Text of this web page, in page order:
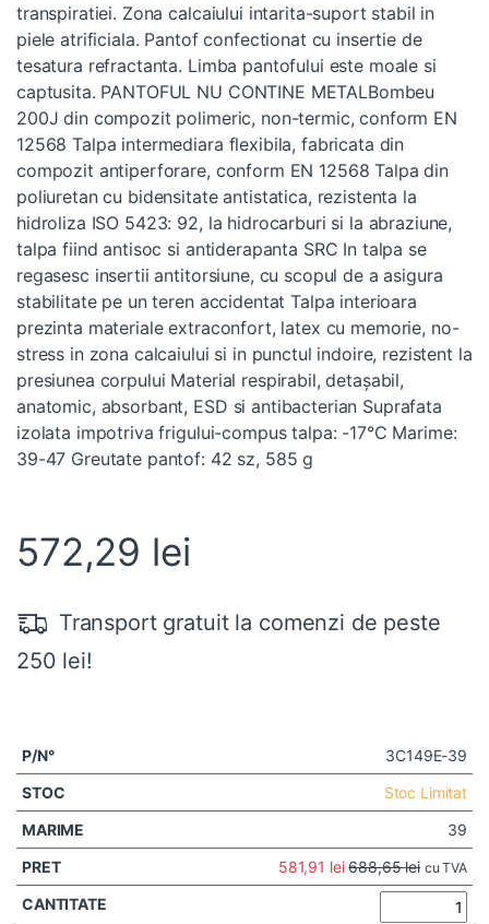
transpiratiei. Zona calcaiului intarita-suport stabil in
piele atrificiala. Pantof confectionat cu insertie de
tesatura refractanta. Limba pantofului este moale si
captusita. PANTOFUL NU CONTINE METALBombeu
200J din compozit polimeric, non-termic, conform EN
12568 Talpa intermediara flexibila, fabricata din
compozit antiperforare, conform EN 12568 Talpa din
poliuretan cu bidensitate antistatica, rezistenta la
hidroliza ISO 5423: 92, la hidrocarburi si la abraziune,
talpa fiind antisoc si antiderapanta SRC In talpa se
regasesc insertii antitorsiune, cu scopul de a asigura
stabilitate pe un teren accidentat Talpa interioara
prezinta materiale extraconfort, latex cu memorie, no-
stress in zona calcaiului si in punctul indoire, rezistent la
presiunea corpului Material respirabil, detașabil,
anatomic, absorbant, ESD si antibacterian Suprafata
izolata impotriva frigului-compus talpa: -17°C Marime:
39-47 Greutate pantof: 42 sz, 585 g
572,29 lei
Transport gratuit la comenzi de peste
250 lei!
3C149E-39
Stoc Limitat
39
581,91 lei 688,65lei cu TVA